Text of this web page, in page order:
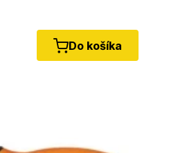
Do košíka